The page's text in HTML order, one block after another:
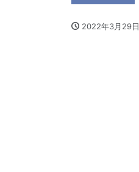
2022年3月29日